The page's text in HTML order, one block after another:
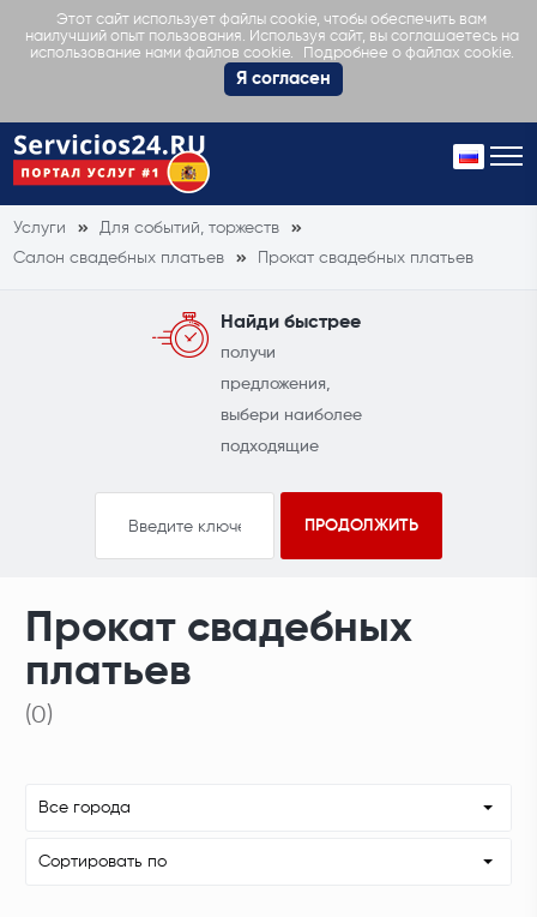
Этот сайт использует файлы cookie, чтобы обеспечить вам
наилучший опыт пользования. Используя сайт, вы соглашаетесь на
использование нами файлов cookie.
Подробнее о файлах cookie.
Я согласен
Услуги
Для событий, торжеств
Салон свадебных платьев
Прокат свадебных платьев
Найди быстрее
получи
предложения,
выбери наиболее
подходящие
Прокат свадебных
платьев
(0)
Все города
Сортировать по